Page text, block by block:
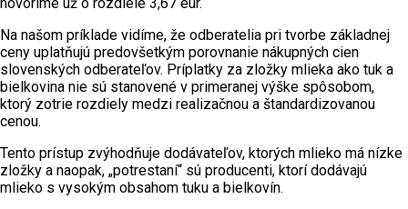
Na našom príklade vidíme, že odberatelia pri tvorbe základnej
ceny uplatňujú predovšetkým porovnanie nákupných cien
slovenských odberateľov. Príplatky za zložky mlieka ako tuk a
bielkovina nie sú stanovené v primeranej výške spôsobom,
ktorý zotrie rozdiely medzi realizačnou a štandardizovanou
cenou.
Tento prístup zvýhodňuje dodávateľov, ktorých mlieko má nízke
zložky a naopak, „potrestaní“ sú producenti, ktorí dodávajú
mlieko s vysokým obsahom tuku a bielkovín.